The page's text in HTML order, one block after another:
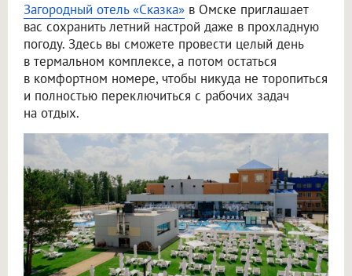
Загородный отель «Сказка» в Омске приглашает
вас сохранить летний настрой даже в прохладную
погоду. Здесь вы сможете провести целый день
в термальном комплексе, а потом остаться
в комфортном номере, чтобы никуда не торопиться
и полностью переключиться с рабочих задач
на отдых.